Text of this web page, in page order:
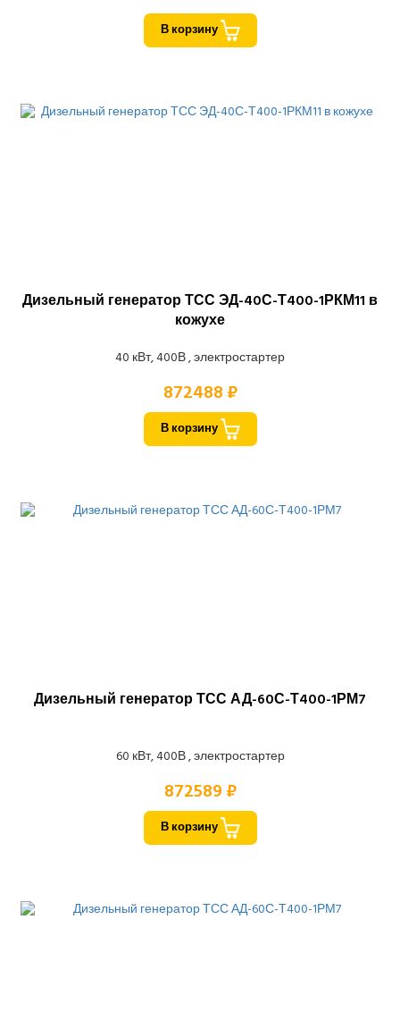
В корзину
Дизельный генератор ТСС ЭД-40С-Т400-1РКМ11 в
кожухе
40 кВт, 400В , электростартер
872488 ₽
В корзину
Дизельный генератор ТСС АД-60С-Т400-1РМ7
60 кВт, 400В , электростартер
872589 ₽
В корзину